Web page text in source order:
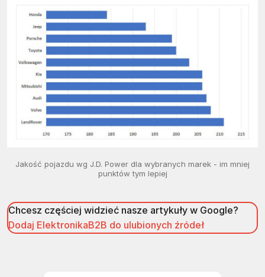
Jakość pojazdu wg J.D. Power dla wybranych marek - im mniej
punktów tym lepiej
Chcesz częściej widzieć nasze artykuły w Google?
Dodaj ElektronikaB2B do ulubionych źródeł